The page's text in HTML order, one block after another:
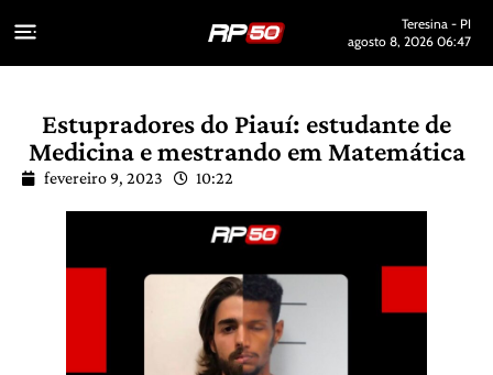
Teresina - PI
agosto 8, 2026 06:47
Estupradores do Piauí: estudante de
Medicina e mestrando em Matemática
fevereiro 9, 2023 10:22